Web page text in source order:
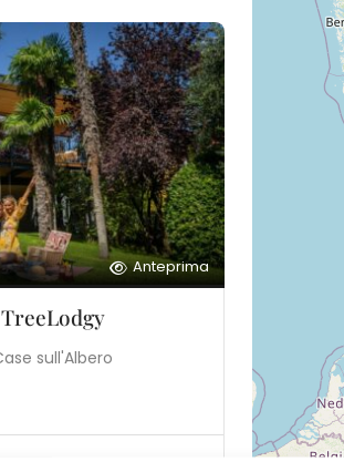
Anteprima
sull'Albero